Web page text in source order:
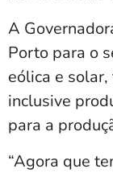
A
Porto para o
eólica e
inclusive
para a
“Agora que